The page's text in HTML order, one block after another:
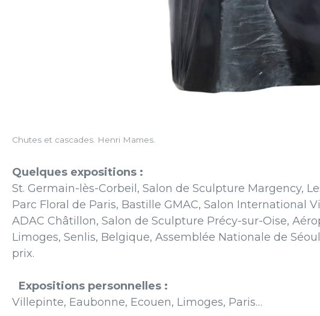
Chutes et cascades. Henri Mames.
Quelques expositions :
St. Germain-lès-Corbeil, Salon de Sculpture Margency,
Parc Floral de Paris, Bastille GMAC, Salon International
ADAC Châtillon, Salon de Sculpture Précy-sur-Oise,
Limoges, Senlis, Belgique, Assemblée Nationale de
prix.
Expositions personnelles :
Villepinte, Eaubonne, Ecouen, Limoges, Paris…